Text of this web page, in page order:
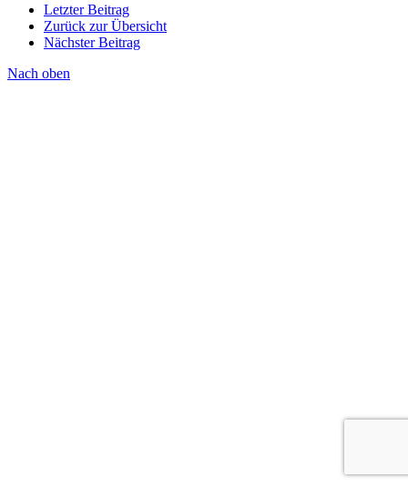
Letzter Beitrag
Zurück zur Übersicht
Nächster Beitrag
Nach oben